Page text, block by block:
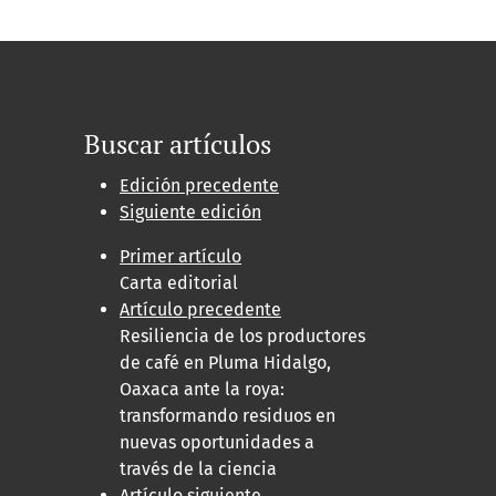
Buscar artículos
Edición precedente
Siguiente edición
Primer artículo
Carta editorial
Artículo precedente
Resiliencia de los productores
de café en Pluma Hidalgo,
Oaxaca ante la roya:
transformando residuos en
nuevas oportunidades a
través de la ciencia